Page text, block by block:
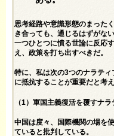
思考経路や意識形態のまった
き合っても、通じるはずがな
一つひとつに憤る世論に反応
え、政策を打ち出すべきだ。
特に、私は次の3つのナラテ
に抵抗することが重要だと考え
（1）軍国主義復活を覆すナラ
中国は度々、国際機関の場を
ていると批判している。